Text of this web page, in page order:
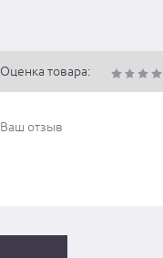
Оценка товара: